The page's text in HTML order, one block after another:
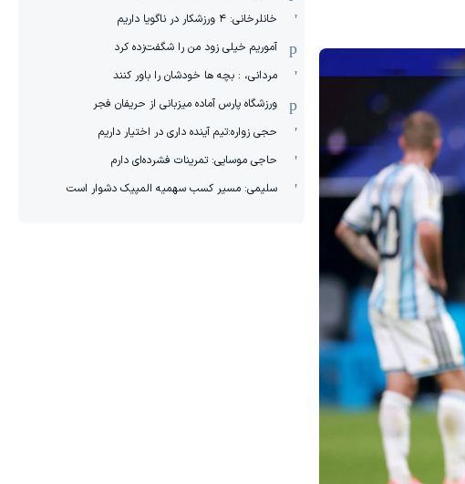
خانلرخانی: ۴ ورزشکار در ناگویا داریم
آموریم خیلی زود من را شگفت‌زده کرد
مردانی، : بچه ها خودشان را باور کنند
ورزشگاه پارس آماده میزبانی از حریفان فجر
حجی زواره:تیم آینده داری در اختیار داریم
حاجی موسایی: تمرینات فشرده‌ای دارم
سلیمی: مسیر کسب سهمیه المپیک دشوار است